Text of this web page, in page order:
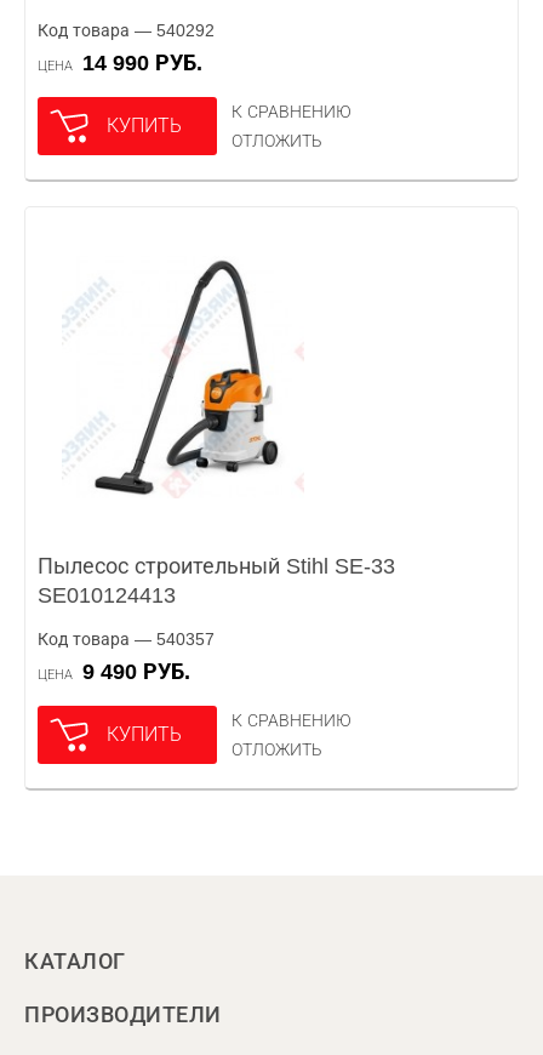
Код товара — 540292
ЦЕНА 14 990 РУБ.
КУПИТЬ
К СРАВНЕНИЮ
ОТЛОЖИТЬ
Пылесос строительный Stihl SE-33
SE010124413
Код товара — 540357
ЦЕНА 9 490 РУБ.
КУПИТЬ
К СРАВНЕНИЮ
ОТЛОЖИТЬ
КАТАЛОГ
ПРОИЗВОДИТЕЛИ